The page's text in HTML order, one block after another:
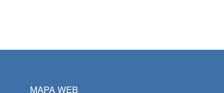
MAPA WEB